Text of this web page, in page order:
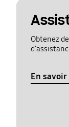
Obtenez
En